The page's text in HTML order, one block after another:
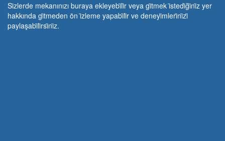
Si̇zlerde mekanınızı buraya ekleyebi̇li̇r veya gi̇tmek i̇stedi̇ği̇ni̇z yer
hakkında gi̇tmeden ön i̇zleme yapabi̇li̇r ve deneyi̇mleri̇ni̇zi̇
paylaşabi̇li̇rsi̇ni̇z.